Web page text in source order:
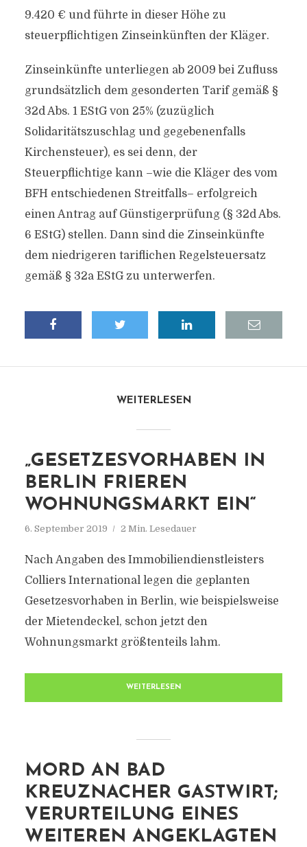
9.420 € und führte in dieser Höhe zu
steuerpflichtigen Zinseinkünften der Kläger.
Zinseinkünfte unterliegen ab 2009 bei Zufluss
grundsätzlich dem gesonderten Tarif gemäß §
32d Abs. 1 EStG von 25% (zuzüglich
Solidaritätszuschlag und gegebenenfalls
Kirchensteuer), es sei denn, der
Steuerpflichtige kann –wie die Kläger des vom
BFH entschiedenen Streitfalls– erfolgreich
einen Antrag auf Günstigerprüfung (§ 32d Abs.
6 EStG) stellen. Dann sind die Zinseinkünfte
dem niedrigeren tariflichen Regelsteuersatz
gemäß § 32a EStG zu unterwerfen.
WEITERLESEN
„GESETZESVORHABEN IN
BERLIN FRIEREN
WOHNUNGSMARKT EIN“
6. September 2019 2 Min. Lesedauer
Nach Angaben des Immobiliendienstleisters
Colliers International legen die geplanten
Gesetzesvorhaben in Berlin, wie beispielsweise
der Mietendeckel, schon jetzt den
Wohnungsmarkt größtenteils lahm.
WEITERLESEN
MORD AN BAD
KREUZNACHER GASTWIRT;
VERURTEILUNG EINES
WEITEREN ANGEKLAGTEN